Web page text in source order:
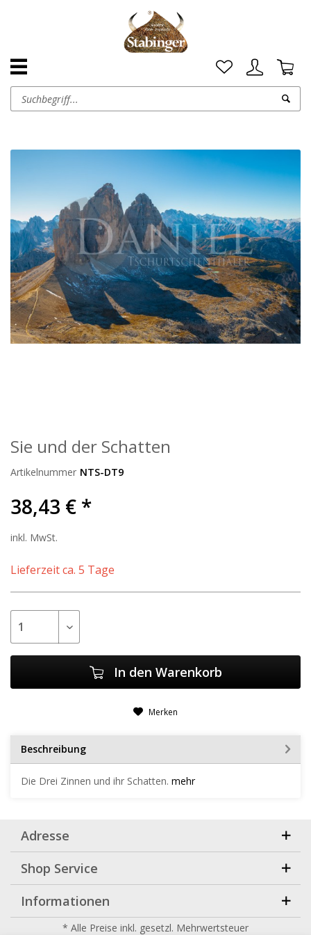
Sie und der Schatten
Artikelnummer NTS-DT9
38,43 € *
inkl. MwSt.
Lieferzeit ca. 5 Tage
In den Warenkorb
Merken
Beschreibung
Die Drei Zinnen und ihr Schatten. mehr
Adresse
Shop Service
Informationen
* Alle Preise inkl. gesetzl. Mehrwertsteuer